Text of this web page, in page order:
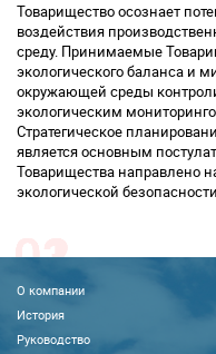
Товарищество осознает
воздействия
среду. Принимаемые
экологического баланса и
окружающей среды
экологическим
Стратегическое
является основным
Товарищества направлено
экологической
О компании
История
Руководство